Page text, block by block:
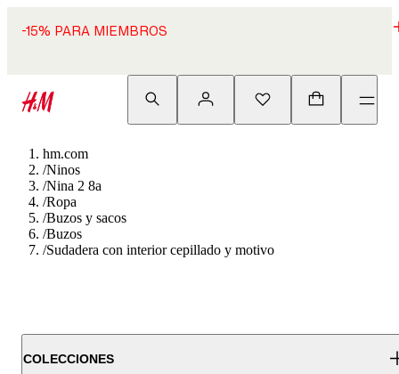
-15% PARA MIEMBROS
hm.com
/Ninos
/Nina 2 8a
/Ropa
/Buzos y sacos
/Buzos
/Sudadera con interior cepillado y motivo
COLECCIONES